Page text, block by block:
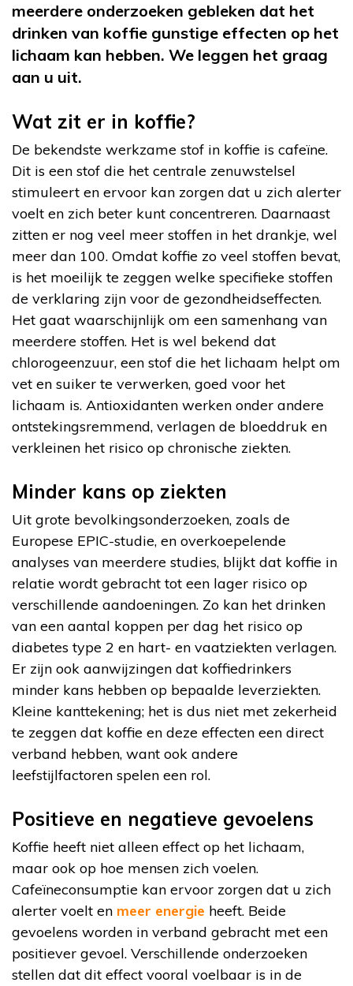
meerdere onderzoeken gebleken dat het
drinken van koffie gunstige effecten op het
lichaam kan hebben. We leggen het graag
aan u uit.
Wat zit er in koffie?
De bekendste werkzame stof in koffie is cafeïne.
Dit is een stof die het centrale zenuwstelsel
stimuleert en ervoor kan zorgen dat u zich alerter
voelt en zich beter kunt concentreren. Daarnaast
zitten er nog veel meer stoffen in het drankje, wel
meer dan 100. Omdat koffie zo veel stoffen bevat,
is het moeilijk te zeggen welke specifieke stoffen
de verklaring zijn voor de gezondheidseffecten.
Het gaat waarschijnlijk om een samenhang van
meerdere stoffen. Het is wel bekend dat
chlorogeenzuur, een stof die het lichaam helpt om
vet en suiker te verwerken, goed voor het
lichaam is. Antioxidanten werken onder andere
ontstekingsremmend, verlagen de bloeddruk en
verkleinen het risico op chronische ziekten.
Minder kans op ziekten
Uit grote bevolkingsonderzoeken, zoals de
Europese EPIC-studie, en overkoepelende
analyses van meerdere studies, blijkt dat koffie in
relatie wordt gebracht tot een lager risico op
verschillende aandoeningen. Zo kan het drinken
van een aantal koppen per dag het risico op
diabetes type 2 en hart- en vaatziekten verlagen.
Er zijn ook aanwijzingen dat koffiedrinkers
minder kans hebben op bepaalde leverziekten.
Kleine kanttekening; het is dus niet met zekerheid
te zeggen dat koffie en deze effecten een direct
verband hebben, want ook andere
leefstijlfactoren spelen een rol.
Positieve en negatieve gevoelens
Koffie heeft niet alleen effect op het lichaam,
maar ook op hoe mensen zich voelen.
Cafeïneconsumptie kan ervoor zorgen dat u zich
alerter voelt en meer energie heeft. Beide
gevoelens worden in verband gebracht met een
positiever gevoel. Verschillende onderzoeken
stellen dat dit effect vooral voelbaar is in de